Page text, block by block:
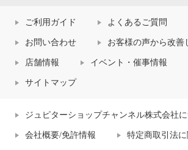
ご利用ガイド よくあるご質問
お問い合わせ お客様の声から改善
店舗情報 イベント・催事情報
サイトマップ
ジュピターショップチャンネル株式会社
会社概要/免許情報 特定商取引法